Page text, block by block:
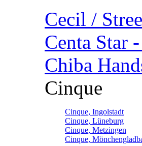
Cecil /
Centa Star
Chiba
Cinque
Cinque, Ingolstadt
Cinque, Lüneburg
Cinque, Metzingen
Cinque,